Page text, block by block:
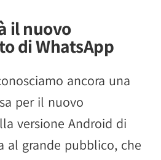
il nuovo
di WhatsApp
ancora una
per il nuovo
versione Android di
al grande pubblico, che